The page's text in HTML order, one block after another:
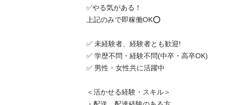
✅やる気がある！
上記のみで即稼働OK⭕️
✅ 未経験者、経験者とも歓迎!
✅ 学歴不問・経験不問(中卒・高卒OK)
✅ 男性・女性共に活躍中
＜活かせる経験・スキル＞